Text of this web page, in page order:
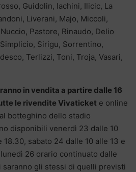
Guidolin, Iachini, Ilicic, La
Liverani, Majo, Miccoli,
Pastore, Rinaudo, Delio
Sirigu, Sorrentino,
Terlizzi, Toni, Troja, Vasari,
in vendita a partire dalle 16
le rivendite Vivaticket e online
botteghino dello stadio
disponibili venerdì 23 dalle 10
18.30, sabato 24 dalle 10 alle 13 e
26 orario continuato dalle
saranno gli stessi di quelli previsti